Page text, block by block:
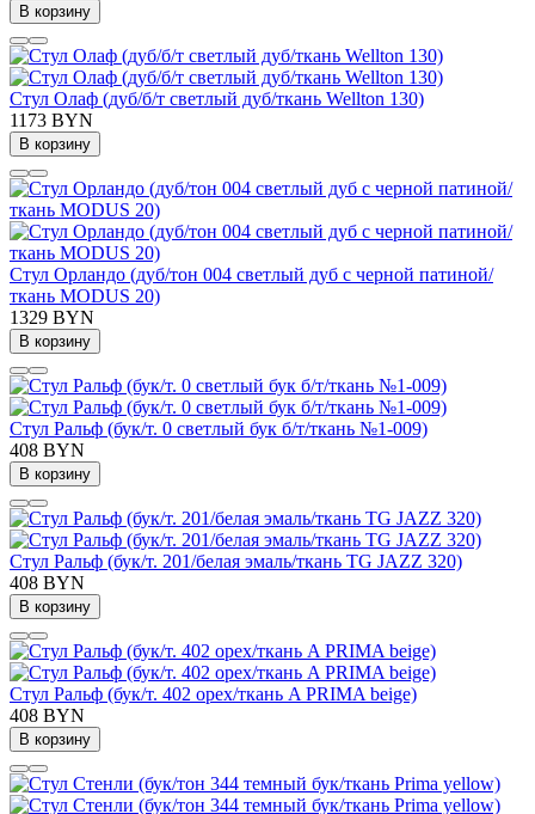
В корзину
Стул Олаф (дуб/б/т светлый дуб/ткань Wellton 130)
1173 BYN
В корзину
Стул Орландо (дуб/тон 004 светлый дуб с черной патиной/
ткань MODUS 20)
1329 BYN
В корзину
Стул Ральф (бук/т. 0 светлый бук б/т/ткань №1-009)
408 BYN
В корзину
Стул Ральф (бук/т. 201/белая эмаль/ткань TG JAZZ 320)
408 BYN
В корзину
Стул Ральф (бук/т. 402 орех/ткань A PRIMA beige)
408 BYN
В корзину